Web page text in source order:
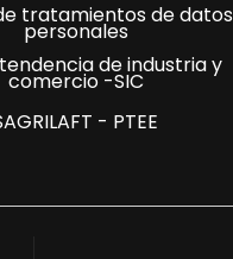
tratamientos de datos
personales
de industria y
comercio -SIC
- PTEE